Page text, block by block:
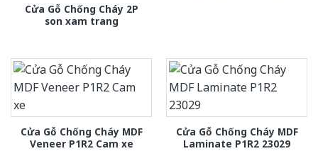
Cửa Gỗ Chống Cháy 2P
son xam trang
Cửa Gỗ Chống Cháy MDF
Veneer P1R2 Cam xe
Cửa Gỗ Chống Cháy MDF
Laminate P1R2 23029